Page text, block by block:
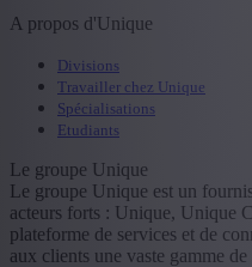
A propos d'Unique
Divisions
Travailler chez Unique
Spécialisations
Etudiants
Le groupe Unique
Le groupe Unique est un
acteurs forts : Unique, Unique
plateforme de services et de
aux clients une vaste gamme